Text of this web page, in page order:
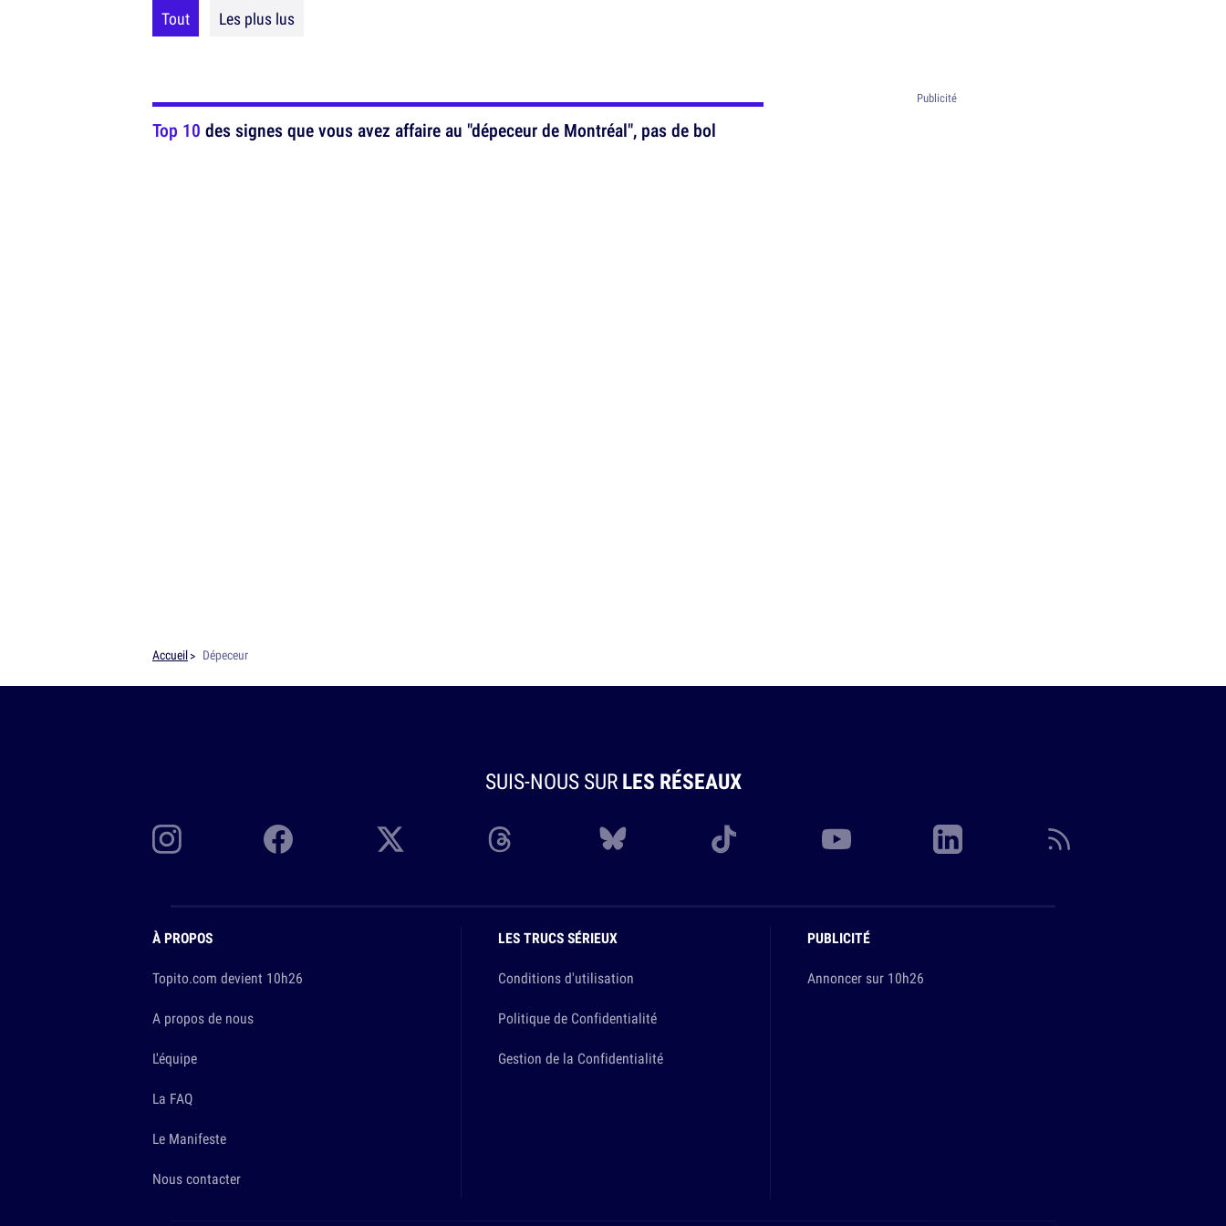
Tout Les plus lus
Top 10 des signes que vous avez affaire au "dépeceur de Montréal", pas de bol
Accueil Dépeceur
SUIS-NOUS SURLES RÉSEAUX
À PROPOS
Topito.com devient 10h26
A propos de nous
L'équipe
La FAQ
Le Manifeste
Nous contacter
LES TRUCS SÉRIEUX
Conditions d'utilisation
Politique de Confidentialité
Gestion de la Confidentialité
PUBLICITÉ
Annoncer sur 10h26